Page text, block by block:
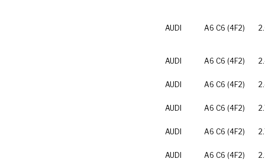
AUDI A6 C6 (4F2)
AUDI A6 C6 (4F2)
AUDI A6 C6 (4F2)
AUDI A6 C6 (4F2)
AUDI A6 C6 (4F2)
AUDI A6 C6 (4F2)